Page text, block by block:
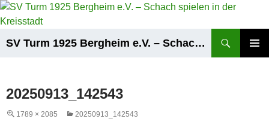
Zum
Inhalt
SV Turm 1925 Bergheim e.V. – Schach spielen in der Kreisstadt
20250913_142543
1789 × 2085 20250913_142543